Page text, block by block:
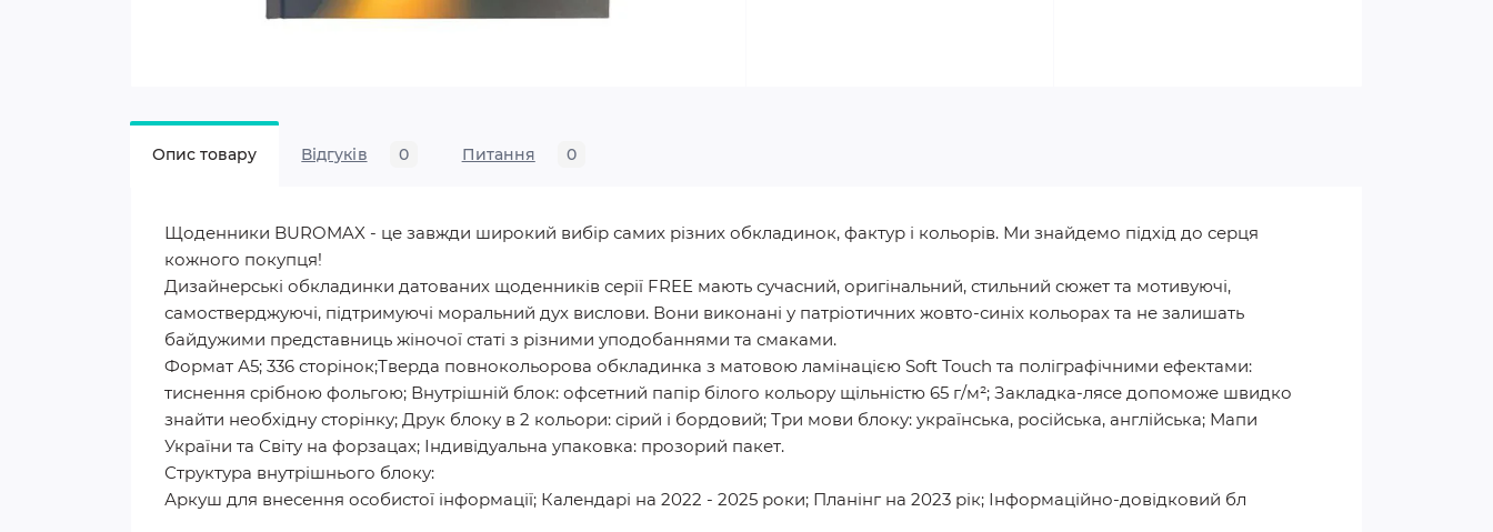
Опис товару Відгуків 0 Питання 0
Щоденники BUROMAX - це завжди широкий вибір самих різних обкладинок, фактур і кольорів. Ми знайдемо підхід до серця
кожного покупця!
Дизайнерські обкладинки датованих щоденників серії FREE мають сучасний, оригінальний, стильний сюжет та мотивуючі,
самостверджуючі, підтримуючі моральний дух вислови. Вони виконані у патріотичних жовто-синіх кольорах та не залишать
байдужими представниць жіночої статі з різними уподобаннями та смаками.
Формат А5; 336 сторінок;Тверда повнокольорова обкладинка з матовою ламінацією Soft Touch та поліграфічними ефектами:
тиснення срібною фольгою; Внутрішній блок: офсетний папір білого кольору щільністю 65 г/м²; Закладка-лясе допоможе швидко
знайти необхідну сторінку; Друк блоку в 2 кольори: сірий і бордовий; Три мови блоку: українська, російська, англійська; Мапи
України та Світу на форзацах; Індивідуальна упаковка: прозорий пакет.
Структура внутрішнього блоку:
Аркуш для внесення особистої інформації; Календарі на 2022 - 2025 роки; Планінг на 2023 рік; Інформаційно-довідковий бл